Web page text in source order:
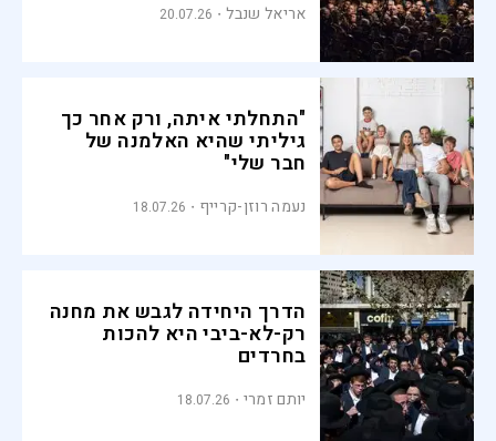
אריאל שנבל 20.07.26
"התחלתי איתה, ורק אחר כך
גיליתי שהיא האלמנה של
חבר שלי"
נעמה רוזן-קרייף 18.07.26
הדרך היחידה לגבש את מחנה
רק-לא-ביבי היא להכות
בחרדים
יותם זמרי 18.07.26